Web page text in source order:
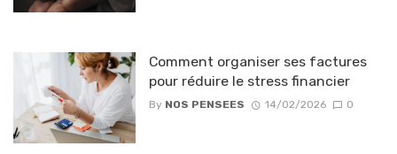
Comment organiser ses factures
pour réduire le stress financier
By NOS PENSEES 14/02/2026 0